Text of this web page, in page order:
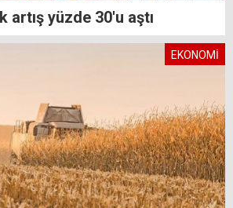
artış yüzde 30'u aştı
EKONOMİ